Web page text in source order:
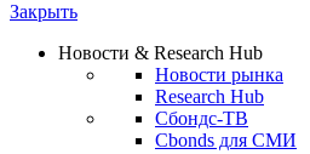
Закрыть
Новости & Research Hub
Новости рынка
Research Hub
Сбондс-ТВ
Cbonds для СМИ